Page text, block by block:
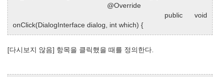
@Override
public void
onClick(DialogInterface dialog, int which) {
[다시보지 않음] 항목을 클릭했을 때를 정의한다.